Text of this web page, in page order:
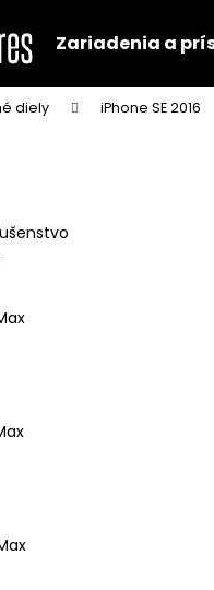
Zariadenia a
diely iPhone SE 2016
- ZADNÁ KAMERA